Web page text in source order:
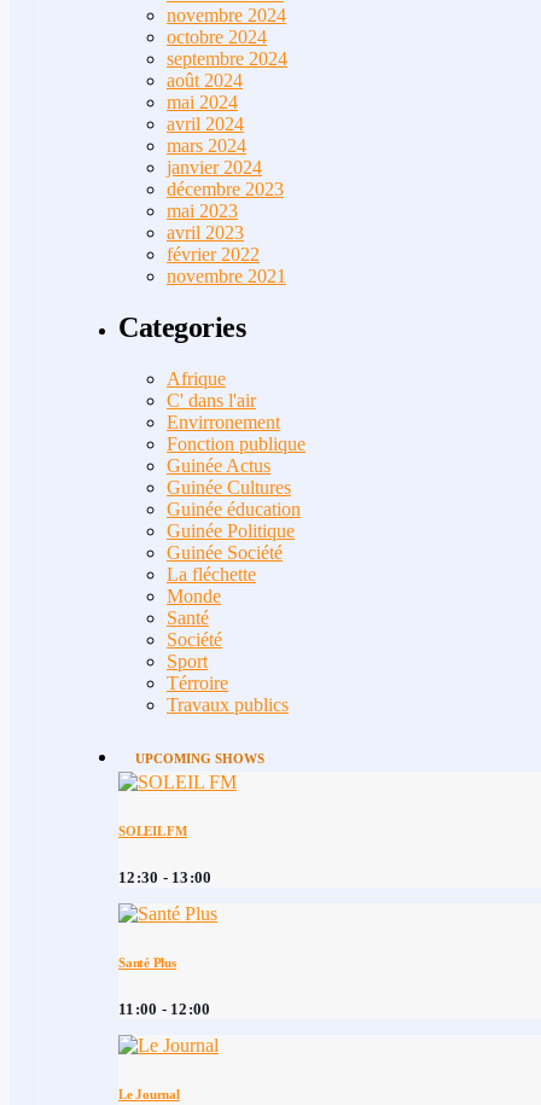
novembre 2024
octobre 2024
septembre 2024
août 2024
mai 2024
avril 2024
mars 2024
janvier 2024
décembre 2023
mai 2023
avril 2023
février 2022
novembre 2021
Categories
Afrique
C' dans l'air
Envirronement
Fonction publique
Guinée Actus
Guinée Cultures
Guinée éducation
Guinée Politique
Guinée Société
La fléchette
Monde
Santé
Société
Sport
Térroire
Travaux publics
UPCOMING SHOWS
SOLEIL FM
12:30 - 13:00
Santé Plus
11:00 - 12:00
Le Journal